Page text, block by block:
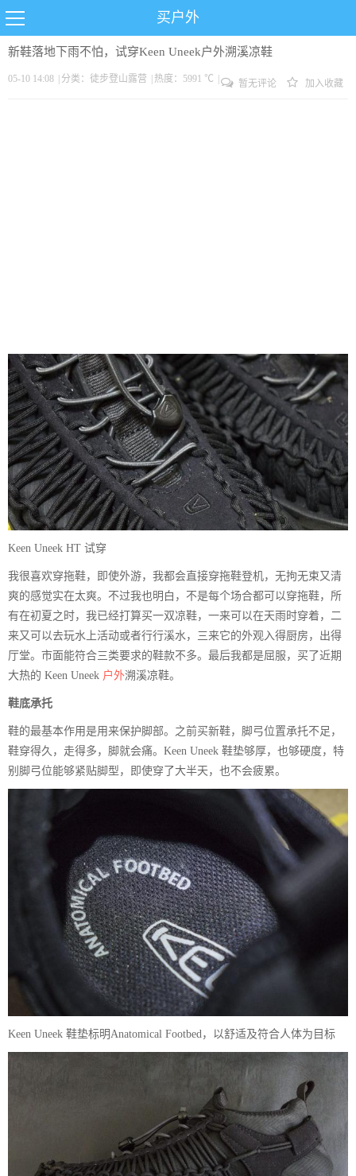
买户外
新鞋落地下雨不怕，试穿Keen Uneek户外溯溪凉鞋
05-10 14:08 分类： 徒步登山露营 热度：5991 ℃ 暂无评论 加入收藏
Keen Uneek HT 试穿
我很喜欢穿拖鞋，即使外游，我都会直接穿拖鞋登机，无拘无束又清
爽的感觉实在太爽。不过我也明白，不是每个场合都可以穿拖鞋，所
有在初夏之时，我已经打算买一双凉鞋，一来可以在天雨时穿着，二
来又可以去玩水上活动或者行行溪水，三来它的外观入得厨房，出得
厅堂。市面能符合三类要求的鞋款不多。最后我都是屈服，买了近期
大热的 Keen Uneek 户外溯溪凉鞋。
鞋底承托
鞋的最基本作用是用来保护脚部。之前买新鞋，脚弓位置承托不足，
鞋穿得久，走得多，脚就会痛。Keen Uneek 鞋垫够厚，也够硬度，特
别脚弓位能够紧贴脚型，即使穿了大半天，也不会疲累。
Keen Uneek 鞋垫标明Anatomical Footbed，以舒适及符合人体为目标